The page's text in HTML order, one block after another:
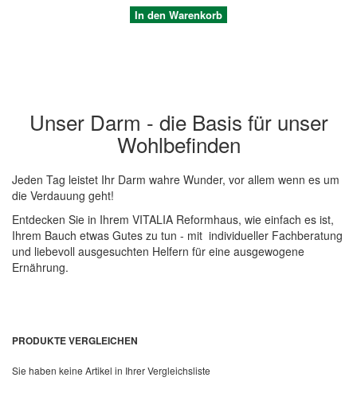
Quickview
In den Warenkorb
Unser Darm - die Basis für unser
Wohlbefinden
Jeden Tag leistet Ihr Darm wahre Wunder, vor allem wenn es um
die Verdauung geht!
Entdecken Sie in Ihrem VITALIA Reformhaus, wie einfach es ist,
Ihrem Bauch etwas Gutes zu tun - mit individueller Fachberatung
und liebevoll ausgesuchten Helfern für eine ausgewogene
Ernährung.
PRODUKTE VERGLEICHEN
Sie haben keine Artikel in Ihrer Vergleichsliste